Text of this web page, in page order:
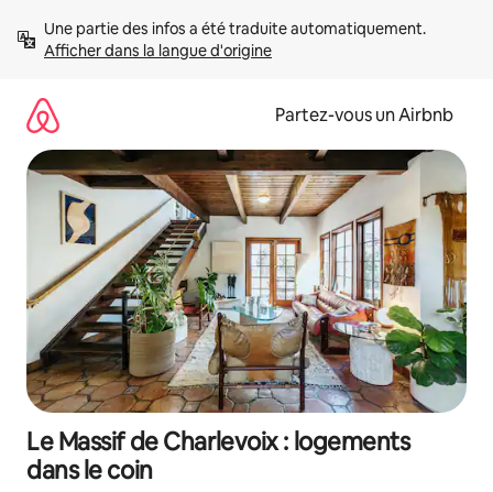
directement
Afficher dans la langue d'origine
Partez-vous un Airbnb
Le Massif de Charlevoix : logements
dans le coin